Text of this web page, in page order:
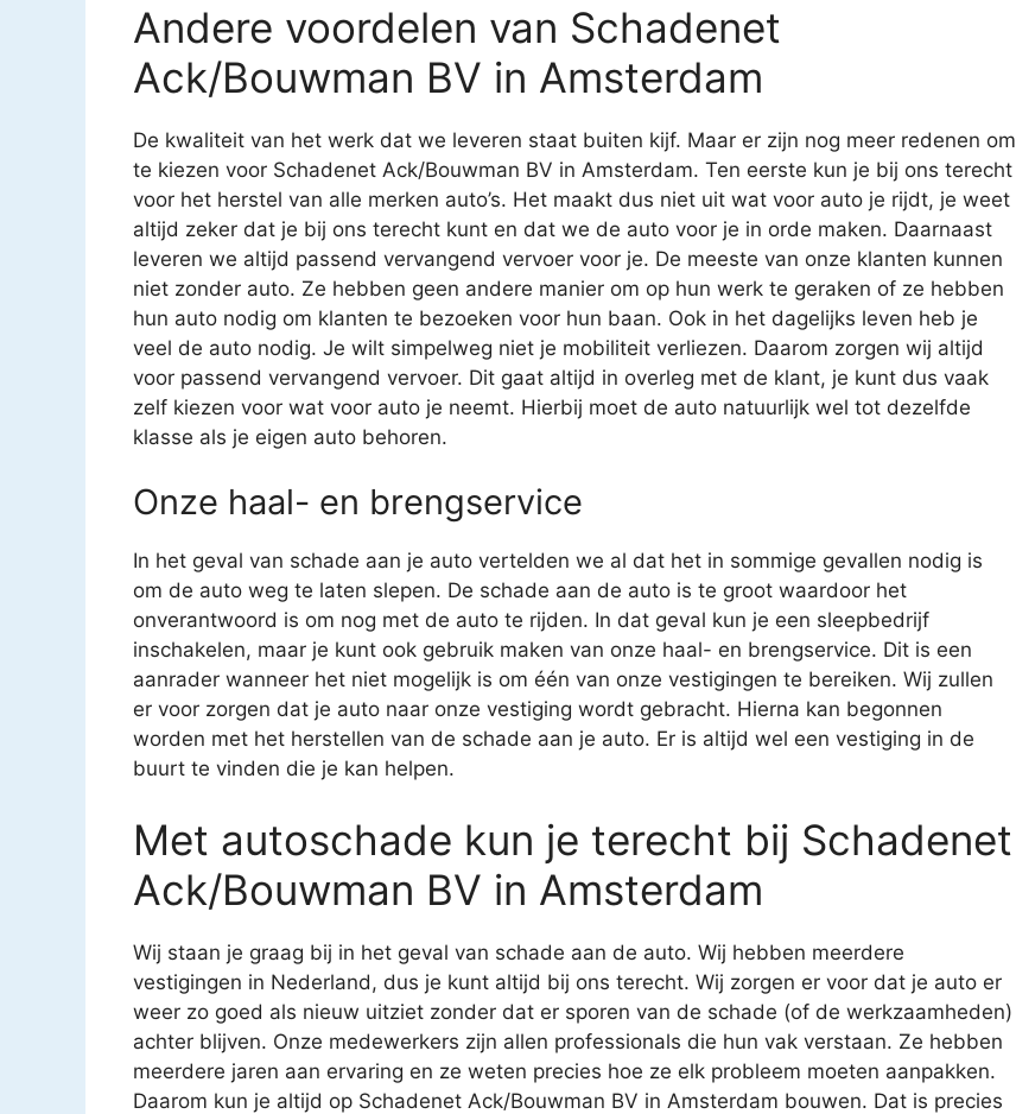
Andere voordelen van Schadenet
Ack/Bouwman BV in Amsterdam
De kwaliteit van het werk dat we leveren staat buiten kijf. Maar er zijn nog meer redenen om
te kiezen voor Schadenet Ack/Bouwman BV in Amsterdam. Ten eerste kun je bij ons terecht
voor het herstel van alle merken auto’s. Het maakt dus niet uit wat voor auto je rijdt, je weet
altijd zeker dat je bij ons terecht kunt en dat we de auto voor je in orde maken. Daarnaast
leveren we altijd passend vervangend vervoer voor je. De meeste van onze klanten kunnen
niet zonder auto. Ze hebben geen andere manier om op hun werk te geraken of ze hebben
hun auto nodig om klanten te bezoeken voor hun baan. Ook in het dagelijks leven heb je
veel de auto nodig. Je wilt simpelweg niet je mobiliteit verliezen. Daarom zorgen wij altijd
voor passend vervangend vervoer. Dit gaat altijd in overleg met de klant, je kunt dus vaak
zelf kiezen voor wat voor auto je neemt. Hierbij moet de auto natuurlijk wel tot dezelfde
klasse als je eigen auto behoren.
Onze haal- en brengservice
In het geval van schade aan je auto vertelden we al dat het in sommige gevallen nodig is
om de auto weg te laten slepen. De schade aan de auto is te groot waardoor het
onverantwoord is om nog met de auto te rijden. In dat geval kun je een sleepbedrijf
inschakelen, maar je kunt ook gebruik maken van onze haal- en brengservice. Dit is een
aanrader wanneer het niet mogelijk is om één van onze vestigingen te bereiken. Wij zullen
er voor zorgen dat je auto naar onze vestiging wordt gebracht. Hierna kan begonnen
worden met het herstellen van de schade aan je auto. Er is altijd wel een vestiging in de
buurt te vinden die je kan helpen.
Met autoschade kun je terecht bij Schadenet
Ack/Bouwman BV in Amsterdam
Wij staan je graag bij in het geval van schade aan de auto. Wij hebben meerdere
vestigingen in Nederland, dus je kunt altijd bij ons terecht. Wij zorgen er voor dat je auto er
weer zo goed als nieuw uitziet zonder dat er sporen van de schade (of de werkzaamheden)
achter blijven. Onze medewerkers zijn allen professionals die hun vak verstaan. Ze hebben
meerdere jaren aan ervaring en ze weten precies hoe ze elk probleem moeten aanpakken.
Daarom kun je altijd op Schadenet Ack/Bouwman BV in Amsterdam bouwen. Dat is precies